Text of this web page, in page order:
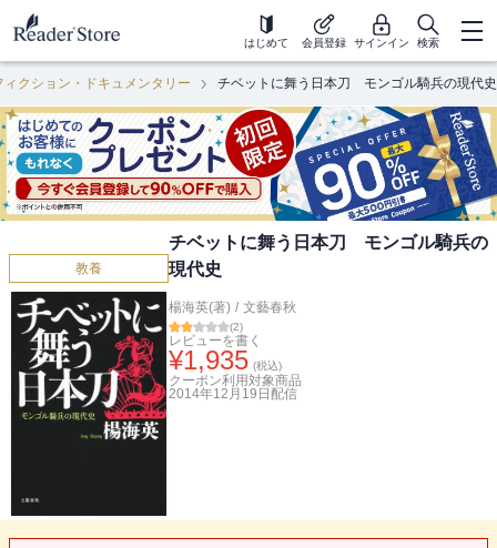
はじめて 会員登録 サインイン 検索
ィクション・ドキュメンタリー チベットに舞う日本刀 モンゴル騎兵の現代史
教養
チベットに舞う日本刀 モンゴル騎兵の
現代史
楊海英(著) / 文藝春秋
(2)
レビューを書く
¥1,935 (税込)
クーポン利用対象商品
2014年12月19日 配信